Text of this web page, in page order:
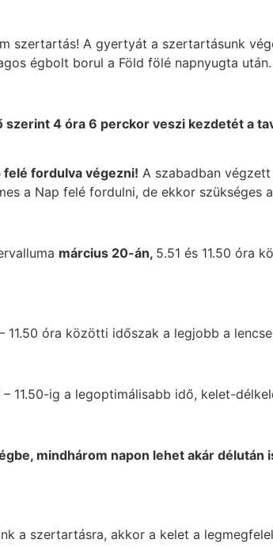
szertartás! A gyertyát a szertartásunk
égbolt borul a Föld fölé napnyugta
4 óra 6 perckor veszi kezdetét a
fordulva végezni! A szabadban
a Nap felé fordulni, de ekkor szükséges
március 20-án, 5.51 és 11.50 óra
11.50 óra közötti időszak a legjobb a
– 11.50-ig a legoptimálisabb idő, kelet-
mindhárom napon lehet akár délután
a szertartásra, akkor a kelet a